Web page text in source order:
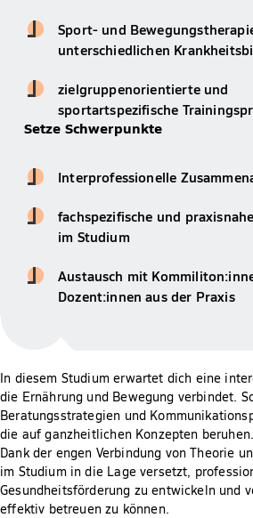
Sport- und
unterschiedlichen
zielgruppenorientierte und
sportartspezifische
Setze Schwerpunkte
Interprofessionelle
fachspezifische und
im Studium
Austausch mit
Dozent:innen aus der Praxis
In diesem Studium erwartet dich eine
die Ernährung und Bewegung verbindet.
Beratungsstrategien und
die auf ganzheitlichen Konzepten beruhen.
Dank der engen Verbindung von Theorie
im Studium in die Lage versetzt,
Gesundheitsförderung zu entwickeln und
effektiv betreuen zu können.